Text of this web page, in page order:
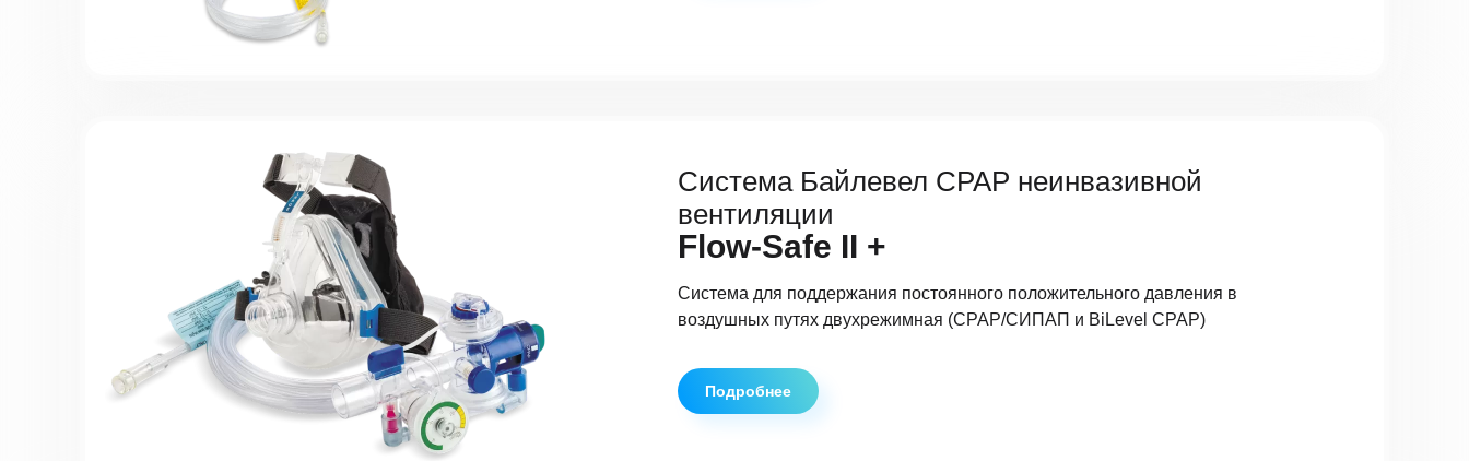
Система Байлевел CPAP неинвазивной
вентиляции
Flow-Safe II +
Система для поддержания постоянного положительного давления в
воздушных путях двухрежимная (CPAP/СИПАП и BiLevel CPAP)
Подробнее